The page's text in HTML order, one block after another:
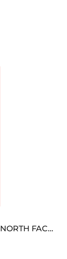
ノースフェイス 偽物 ダウン人気【THE NORTH FACE】M'S 7 SUMMIT HIM...